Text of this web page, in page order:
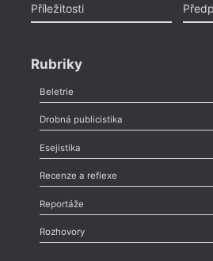
Příležitosti
Rubriky
Beletrie
Poezie,Próza,Dokumenty
Drobná publicistika
Odlesk
Nekrolog,Glosa,Sloupek,Pozvánka,
Esejistika
Esej ,Pádlo,Úvaha
Recenze a reflexe
Recenze
Méně slov o próze,Celá rubrika
Reportáže
Literární zítřky
Celá rubrika
Rozhovory